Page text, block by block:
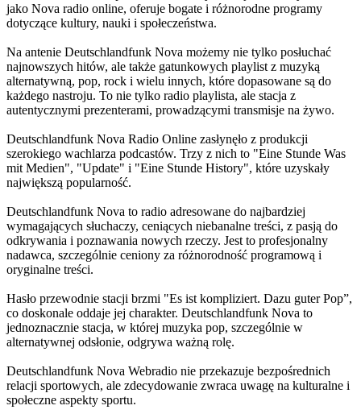
jako Nova radio online, oferuje bogate i różnorodne programy
dotyczące kultury, nauki i społeczeństwa.
Na antenie Deutschlandfunk Nova możemy nie tylko posłuchać
najnowszych hitów, ale także gatunkowych playlist z muzyką
alternatywną, pop, rock i wielu innych, które dopasowane są do
każdego nastroju. To nie tylko radio playlista, ale stacja z
autentycznymi prezenterami, prowadzącymi transmisje na żywo.
Deutschlandfunk Nova Radio Online zasłynęło z produkcji
szerokiego wachlarza podcastów. Trzy z nich to "Eine Stunde Was
mit Medien", "Update" i "Eine Stunde History", które uzyskały
największą popularność.
Deutschlandfunk Nova to radio adresowane do najbardziej
wymagających słuchaczy, ceniących niebanalne treści, z pasją do
odkrywania i poznawania nowych rzeczy. Jest to profesjonalny
nadawca, szczególnie ceniony za różnorodność programową i
oryginalne treści.
Hasło przewodnie stacji brzmi "Es ist kompliziert. Dazu guter Pop”,
co doskonale oddaje jej charakter. Deutschlandfunk Nova to
jednoznacznie stacja, w której muzyka pop, szczególnie w
alternatywnej odsłonie, odgrywa ważną rolę.
Deutschlandfunk Nova Webradio nie przekazuje bezpośrednich
relacji sportowych, ale zdecydowanie zwraca uwagę na kulturalne i
społeczne aspekty sportu.